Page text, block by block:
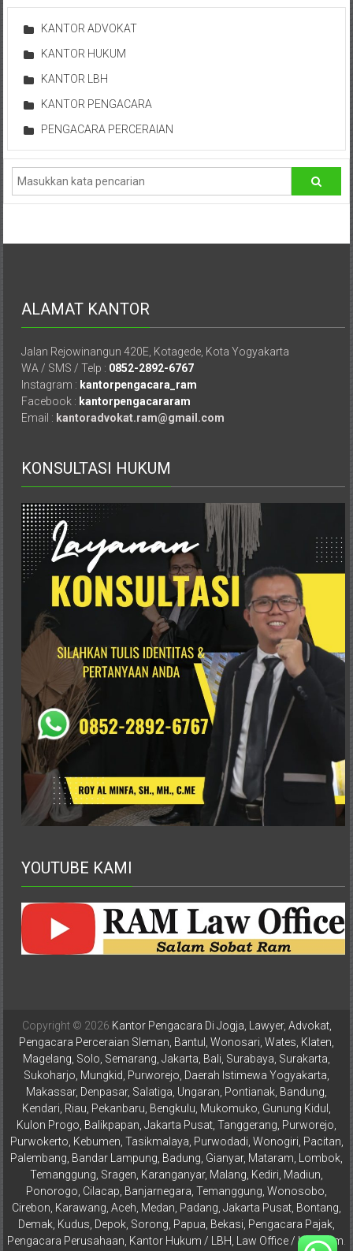
Pekanbaru,
Bengkulu,
Mukomuko,
Gunung
Kidul,
Kulon
Progo,
Balikpapan,
Jakarta
Pusat,
Purworejo,
Tasikmalaya,
Pacitan,
Palembang,
Bandar
Lampung,
Mataram,
Temanggung,
Sragen,
Karanganyar,
Malang,
Kediri,
Ponorogo,
Cilacap,
Banjarnegara,
Temanggung,
Wonosobo,
Cirebon,
Karawang,
Aceh,
Medan,
Padang,
Jakarta
Demak,
Kudus,
Depok,
Sorong,
Papua,
Pengacara
Perusahaan,
Kantor
Hukum
LBH,
Law
Office
Law
Firm
KANTOR ADVOKAT
KANTOR HUKUM
KANTOR LBH
KANTOR PENGACARA
PENGACARA PERCERAIAN
ALAMAT KANTOR
Jalan Rejowinangun 420E, Kotagede, Kota Yogyakarta
WA / SMS / Telp : 0852-2892-6767
Instagram : kantorpengacara_ram
Facebook : kantorpengacararam
Email : kantoradvokat.ram@gmail.com
KONSULTASI HUKUM
YOUTUBE KAMI
Copyright © 2026 Kantor Pengacara Di Jogja, Lawyer, Advokat,
Pengacara Perceraian Sleman, Bantul, Wonosari, Wates, Klaten,
Magelang, Solo, Semarang, Jakarta, Bali, Surabaya, Surakarta,
Sukoharjo, Mungkid, Purworejo, Daerah Istimewa Yogyakarta,
Makassar, Denpasar, Salatiga, Ungaran, Pontianak, Bandung,
Kendari, Riau, Pekanbaru, Bengkulu, Mukomuko, Gunung Kidul,
Kulon Progo, Balikpapan, Jakarta Pusat, Tanggerang, Purworejo,
Purwokerto, Kebumen, Tasikmalaya, Purwodadi, Wonogiri, Pacitan,
Palembang, Bandar Lampung, Badung, Gianyar, Mataram, Lombok,
Temanggung, Sragen, Karanganyar, Malang, Kediri, Madiun,
Ponorogo, Cilacap, Banjarnegara, Temanggung, Wonosobo,
Cirebon, Karawang, Aceh, Medan, Padang, Jakarta Pusat, Bontang,
Demak, Kudus, Depok, Sorong, Papua, Bekasi, Pengacara Pajak,
Pengacara Perusahaan, Kantor Hukum / LBH, Law Office / Law Firm